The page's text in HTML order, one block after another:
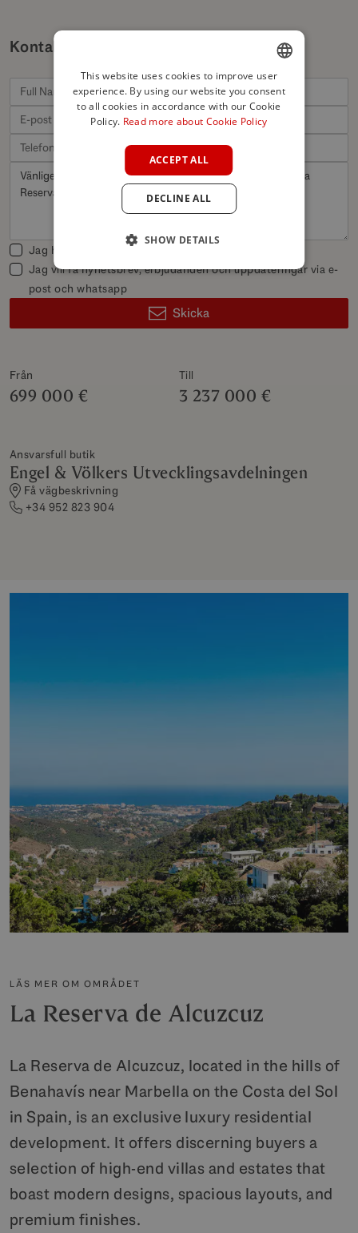
Kontakta oss för liknande fastigheter
Från
699 000 €
Till
3 237 000 €
Ansvarsfull butik
Engel & Völkers Utvecklingsavdelningen
Få vägbeskrivning
+34 952 823 904
Jag har läst och godkänner
Jag vill få nyhetsbrev, erbjudanden och uppdateringar via e-
post och whatsapp
Skicka
LÄS MER OM OMRÅDET
La Reserva de Alcuzcuz
La Reserva de Alcuzcuz, located in the hills of
Benahavís near Marbella on the Costa del Sol
in Spain, is an exclusive luxury residential
development. It offers discerning buyers a
selection of high-end villas and estates that
boast modern designs, spacious layouts, and
premium finishes.
ENGLISH
SPANISH
This website uses cookies to improve user
experience. By using our website you consent
to all cookies in accordance with our Cookie
Policy. Read more about Cookie Policy
ACCEPT ALL
DECLINE ALL
SHOW DETAILS